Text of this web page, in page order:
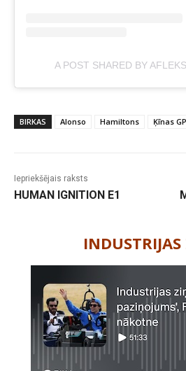
A POST SHARED BY
BIRKAS Alonso Hamiltons Ķīnas GP
Iepriekšējais raksts
HUMAN IGNITION E1